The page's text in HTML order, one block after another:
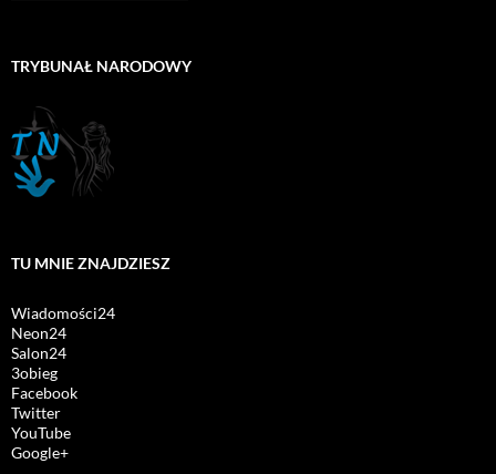
TRYBUNAŁ NARODOWY
TU MNIE ZNAJDZIESZ
Wiadomości24
Neon24
Salon24
3obieg
Facebook
Twitter
YouTube
Google+